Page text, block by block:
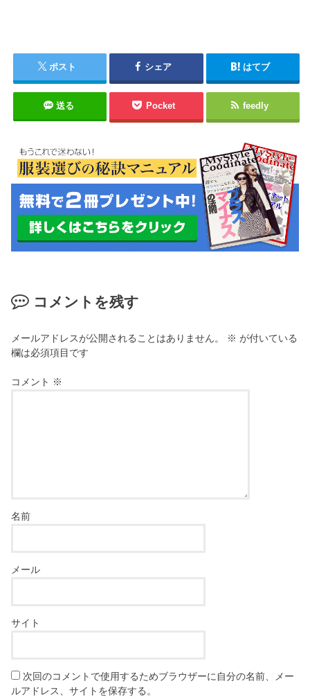
ポスト シェア はてブ
送る Pocket feedly
コメントを残す
メールアドレスが公開されることはありません。 ※ が付いている
欄は必須項目です
コメント ※
名前
メール
サイト
次回のコメントで使用するためブラウザーに自分の名前、メー
ルアドレス、サイトを保存する。